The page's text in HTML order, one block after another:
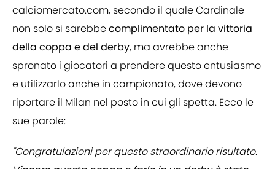
calciomercato.com, secondo il quale Cardinale
non solo si sarebbecomplimentato per la vittoria
della coppa e del derby, ma avrebbe anche
spronato i giocatori a prendere questo entusiasmo
e utilizzarlo anche in campionato, dove devono
riportare il Milan nel posto in cui gli spetta. Ecco le
sue parole:
"Congratulazioni per questo straordinario risultato.